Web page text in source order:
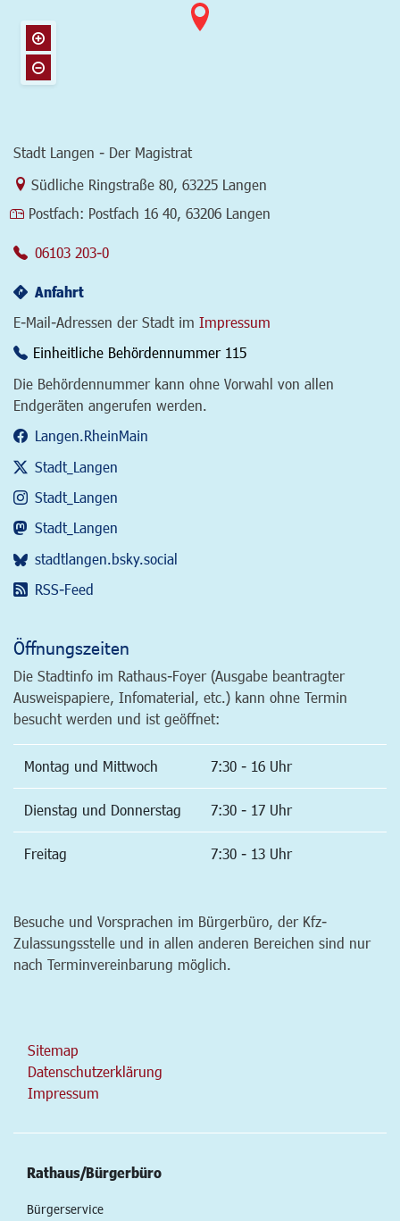
Stadt Langen - Der Magistrat
Link zur Google-Maps Navigation
Südliche Ringstraße 80 63225 Langen
Postfach: Postfach 16 40, 63206 Langen
06103 203-0
Anfahrt
E-Mail-Adressen der Stadt im Impressum
Einheitliche Behördennummer 115
Die Behördennummer kann ohne Vorwahl von allen
Endgeräten angerufen werden.
Langen.RheinMain
Stadt_Langen
Stadt_Langen
Stadt_Langen
stadtlangen.bsky.social
RSS-Feed
Öffnungszeiten
Die Stadtinfo im Rathaus-Foyer (Ausgabe beantragter
Ausweispapiere, Infomaterial, etc.) kann ohne Termin
besucht werden und ist geöffnet:
Montag und Mittwoch 7:30 - 16 Uhr
Dienstag und Donnerstag 7:30 - 17 Uhr
Freitag 7:30 - 13 Uhr
Besuche und Vorsprachen im Bürgerbüro, der Kfz-
Zulassungsstelle und in allen anderen Bereichen sind nur
nach Terminvereinbarung möglich.
Sitemap
Datenschutzerklärung
Impressum
Rathaus/Bürgerbüro
Bürgerservice